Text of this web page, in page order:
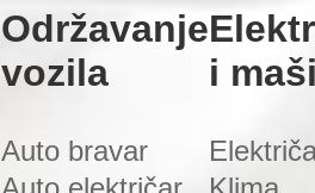
Održavanje
vozila
Auto bravar
i